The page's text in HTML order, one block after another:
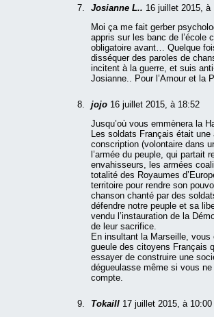
Josianne L.. 16 juillet 2015, à
Moi ça me fait gerber
appris sur les banc de l’école
obligatoire avant… Quelque
disséquer des paroles de
incitent à la guerre, et suis
Josianne.. Pour l’Amour et la
jojo 16 juillet 2015, à 18:52
Jusqu’où vous emmènera la
Les soldats Français était une
conscription (volontaire dans
l’armée du peuple, qui partait
envahisseurs, les armées
totalité des Royaumes
territoire pour rendre son
chanson chanté par des
défendre notre peuple et sa
vendu l’instauration de la
de leur sacrifice.
En insultant la Marseille, vous
gueule des citoyens Français
essayer de construire une
dégueulasse même si vous
compte.
Tokaill 17 juillet 2015, à 10:00